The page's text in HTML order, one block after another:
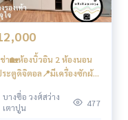
เตาปูน
น ศรีรัช-วงแหวนรอบนอ
ช่า🏡ห้องบิ้วอิน 2 ห้องนอน
ะตูดิจิตอล📍มีเครื่องซักผ้า
จ้นท์บางซ่อน27
บางซื่อ วงศ์สว่าง
เตาปูน
477